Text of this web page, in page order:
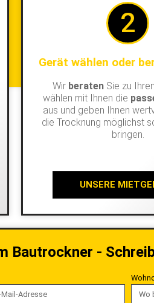
2
Gerät wählen oder
Wir beraten Sie zu
wählen mit Ihnen die
aus und geben Ihnen
die Trocknung möglichst
bringen.
UNSERE
Bautrockner -